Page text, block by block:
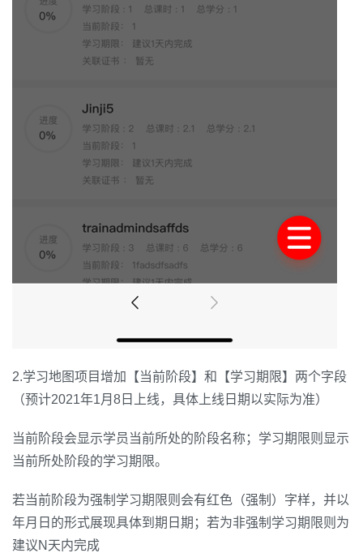
2.学习地图项目增加【当前阶段】和【学习期限】两个字段
（预计2021年1月8日上线，具体上线日期以实际为准）
当前阶段会显示学员当前所处的阶段名称； 学习期限则显示
当前所处阶段的学习期限。
若当前阶段为强制学习期限则会有红色（强制）字样，并以
年月日的形式展现具体到期日期；若为非强制学习期限则为
建议N天内完成